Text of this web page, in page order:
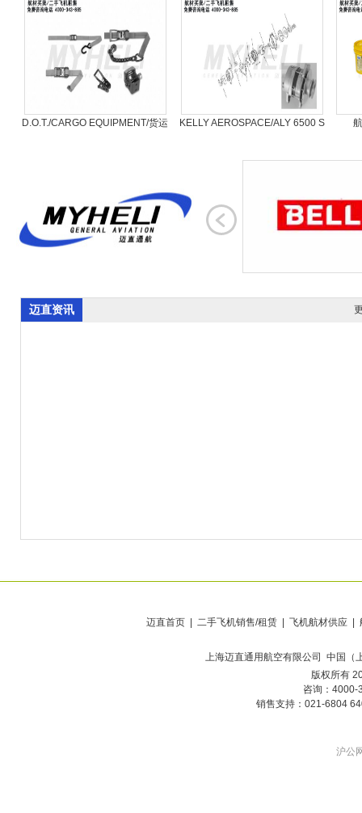
D.O.T./CARGO EQUIPMENT/货运 KELLY AEROSPACE/ALY 6500 S
迈直资讯
迈直首页| 二手飞机销售/租赁| 飞机航材供应|
上海迈直通用航空有限公司 中国（
版权所有
咨询：
销售支持：021-6804
沪公